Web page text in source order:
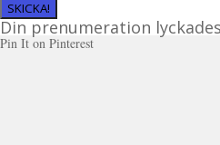
SKICKA!
Din prenumeration
Pin It on Pinterest